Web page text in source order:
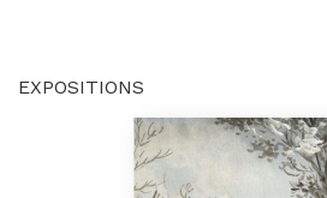
EXPOSITIONS